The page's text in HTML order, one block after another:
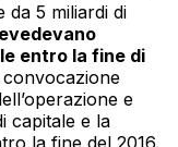
da 5 miliardi di
entro la fine di
e
capitale e la
la fine del 2016.